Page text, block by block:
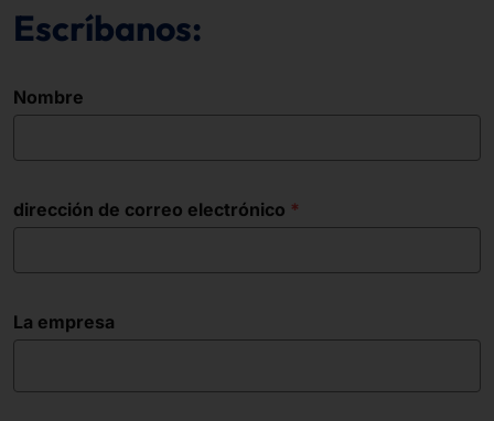
Escríbanos:
Nombre
dirección de correo electrónico
La empresa